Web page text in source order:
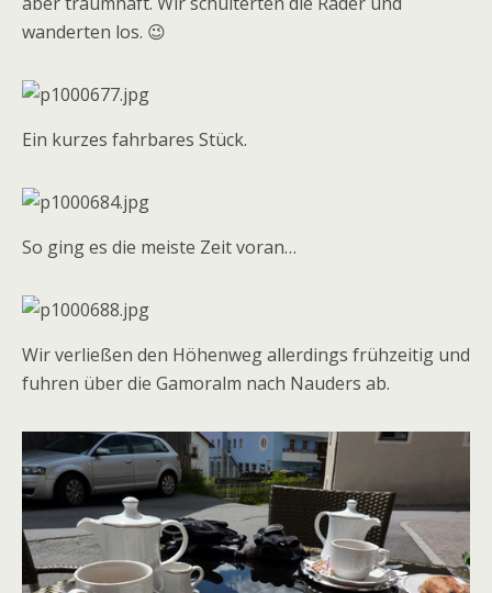
wanderten los. 😉
Ein kurzes fahrbares Stück.
So ging es die meiste Zeit voran…
Wir verließen den Höhenweg allerdings frühzeitig und
fuhren über die Gamoralm nach Nauders ab.